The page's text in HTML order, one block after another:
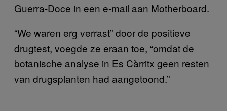
Guerra-Doce in een e-mail aan Motherboard.
“We waren erg verrast” door de positieve
drugtest, voegde ze eraan toe, “omdat de
botanische analyse in Es Càrritx geen resten
van drugsplanten had aangetoond.”